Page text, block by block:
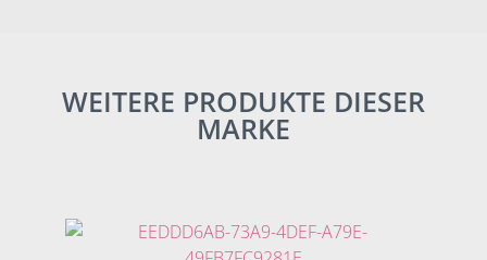
WEITERE PRODUKTE DIESER
MARKE